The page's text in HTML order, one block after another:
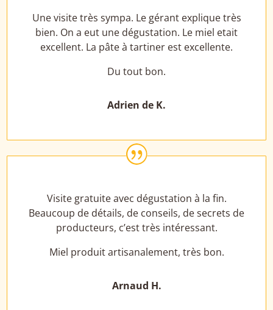
Une visite très sympa. Le gérant explique très
bien. On a eut une dégustation. Le miel etait
excellent. La pâte à tartiner est excellente.
Du tout bon.
Adrien de K.
|
Visite gratuite avec dégustation à la fin.
Beaucoup de détails, de conseils, de secrets de
producteurs, c’est très intéressant.
Miel produit artisanalement, très bon.
Arnaud H.